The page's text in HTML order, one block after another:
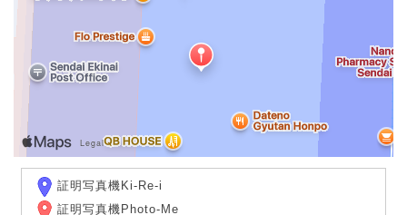
証明写真機Ki-Re-i
証明写真機Photo-Me